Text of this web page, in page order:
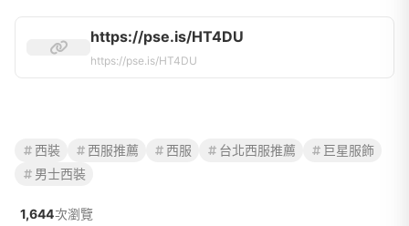
https://pse.is/HT4DU
https://pse.is/HT4DU
西裝 西服推薦 西服 台北西服推薦
巨星服飾
男士西裝
1,644次瀏覽